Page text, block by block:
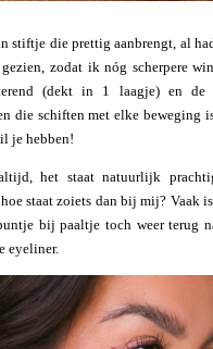
stiftje die prettig aanbrengt, al
zodat ik nóg scherpere
(dekt in 1 laagje) en
die schiften met elke beweging
je hebben!
het staat natuurlijk
staat zoiets dan bij mij? Vaak
bij paaltje toch weer terug
eyeliner.